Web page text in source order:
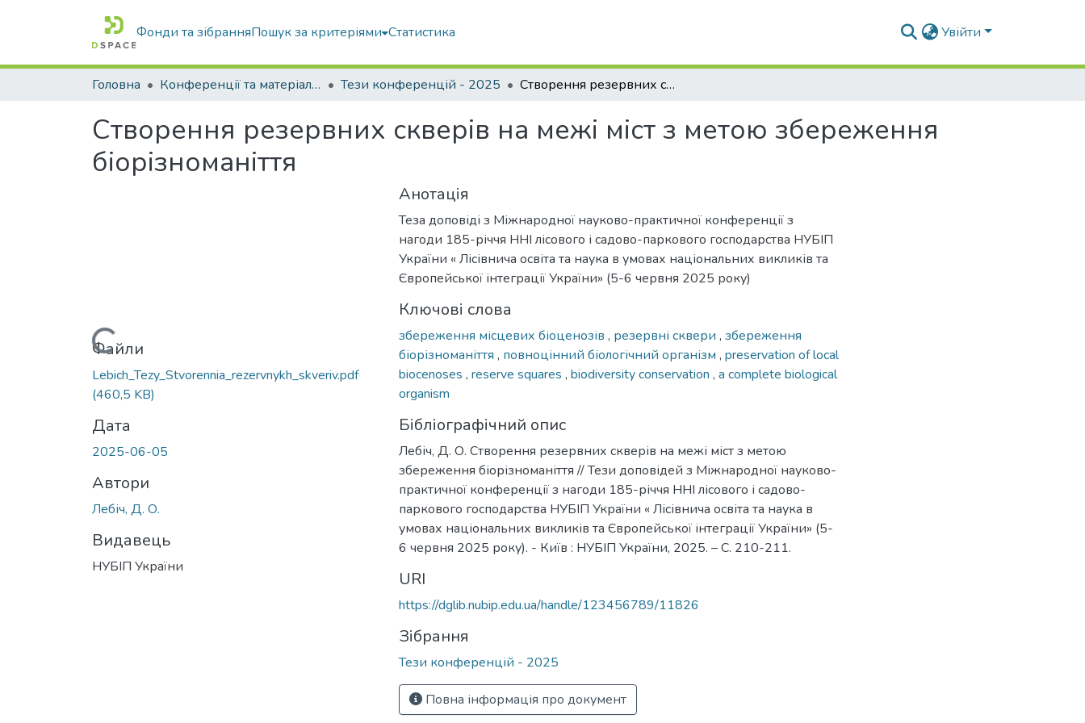
Фонди та зібранняПошук за критеріями Статистика Увійти
Головна Конференції та матеріали конференцій Тези конференцій - 2025 Створення резервних скверів на межі міст з метою збереження біорізноманіття
Створення резервних скверів на межі міст з метою збереження
біорізноманіття
Вантажиться...
Файли
Lebich_Tezy_Stvorennia_rezervnykh_skveriv.pdf
(460,5 KB)
Дата
2025-06-05
Автори
Лебіч, Д. О.
Видавець
НУБІП України
Анотація
Теза доповіді з Міжнародної науково-практичної конференції з
нагоди 185-річчя ННІ лісового і садово-паркового господарства НУБІП
України « Лісівнича освіта та наука в умовах національних викликів та
Європейської інтеграції України» (5-6 червня 2025 року)
Ключові слова
збереження місцевих біоценозів , резервні сквери , збереження
біорізноманіття , повноцінний біологічний організм , preservation of local
biocenoses , reserve squares , biodiversity conservation , a complete biological
organism
Бібліографічний опис
Лебіч, Д. О. Створення резервних скверів на межі міст з метою
збереження біорізноманіття // Тези доповідей з Міжнародної науково-
практичної конференції з нагоди 185-річчя ННІ лісового і садово-
паркового господарства НУБІП України « Лісівнича освіта та наука в
умовах національних викликів та Європейської інтеграції України» (5-
6 червня 2025 року). - Київ : НУБІП України, 2025. – С. 210-211.
URI
https://dglib.nubip.edu.ua/handle/123456789/11826
Зібрання
Тези конференцій - 2025
Повна інформація про документ